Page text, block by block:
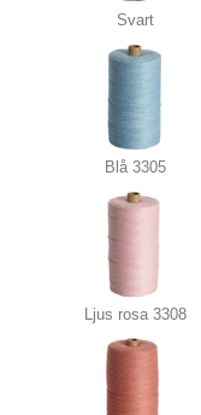
Svart
Blå 3305
Ljus rosa 3308